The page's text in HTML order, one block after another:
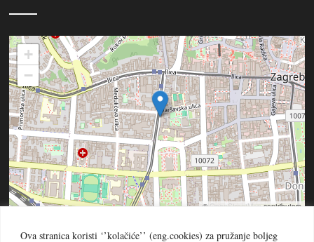
Ova stranica koristi ‘’kolačiće’’ (eng.cookies) za pružanje boljeg
+
−
©OpenStreetMapcontributors